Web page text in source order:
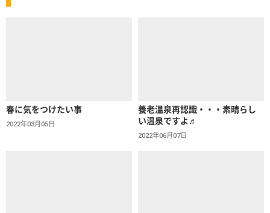
春に気をつけたい事
2022年03月05日
養老温泉再認識・・・素晴らし
い温泉ですよ♬
2022年06月07日